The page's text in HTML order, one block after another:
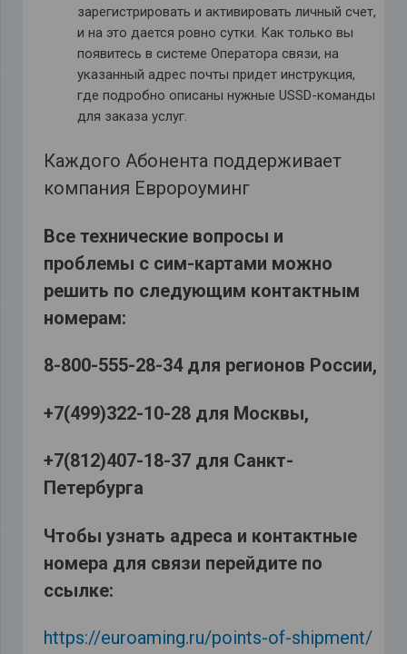
зарегистрировать и активировать личный счет,
и на это дается ровно сутки. Как только вы
появитесь в системе Оператора связи, на
указанный адрес почты придет инструкция,
где подробно описаны нужные USSD-команды
для заказа услуг.
Каждого Абонента поддерживает
компания Евророуминг
Все технические вопросы и
проблемы с сим-картами можно
решить по следующим контактным
номерам:
8-800-555-28-34 для регионов России,
+7(499)322-10-28 для Москвы,
+7(812)407-18-37 для Санкт-
Петербурга
Чтобы узнать адреса и контактные
номера для связи перейдите по
ссылке:
https://euroaming.ru/points-of-shipment/